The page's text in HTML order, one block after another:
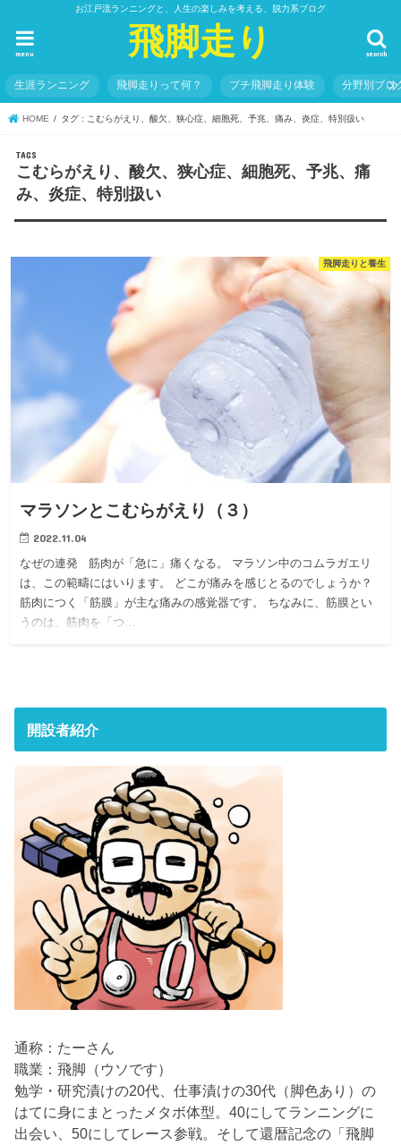
お江戸流ランニングと、人生の楽しみを考える、脱力系ブログ
飛脚走り search
menu
生涯ランニング 飛脚走りって何？ プチ飛脚走り体験 分野別ブロ
HOME タグ : こむらがえり、酸欠、狭心症、細胞死、予兆、痛み、炎症、特別扱い
こむらがえり、酸欠、狭心症、細胞死、予兆、痛
み、炎症、特別扱い
飛脚走りと養生
マラソンとこむらがえり（３）
2022.11.04
なぜの連発 筋肉が「急に」痛くなる。 マラソン中のコムラガエリ
は、この範疇にはいります。 どこが痛みを感じとるのでしょうか？
筋肉につく「筋膜」が主な痛みの感覚器です。 ちなみに、筋膜とい
うのは、筋肉を「つ…
開設者紹介
通称：たーさん
職業：飛脚（ウソです）
勉学・研究漬けの20代、仕事漬けの30代（脚色あり）の
はてに身にまとったメタボ体型。40にしてランニングに
出会い、50にしてレース参戦。そして還暦記念の「飛脚